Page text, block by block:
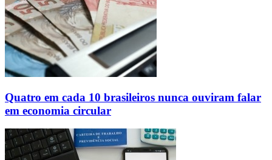
Quatro em cada 10 brasileiros nunca ouviram falar
em economia circular